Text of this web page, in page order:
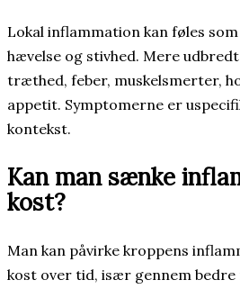
Lokal inflammation kan føles
hævelse og stivhed. Mere
træthed, feber, muskelsmerter,
appetit. Symptomerne er
kontekst.
Kan man sænke
kost?
Man kan påvirke kroppens
kost over tid, især gennem bedre